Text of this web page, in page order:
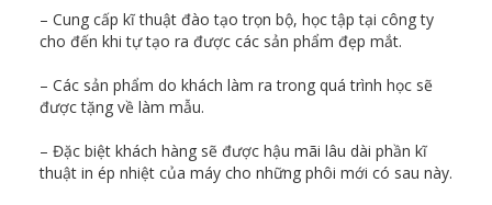
– Cung cấp kĩ thuật đào tạo trọn bộ, học tập tại công ty
cho đến khi tự tạo ra được các sản phẩm đẹp mắt.
– Các sản phẩm do khách làm ra trong quá trình học sẽ
được tặng về làm mẫu.
– Đặc biệt khách hàng sẽ được hậu mãi lâu dài phần kĩ
thuật in ép nhiệt của máy cho những phôi mới có sau này.